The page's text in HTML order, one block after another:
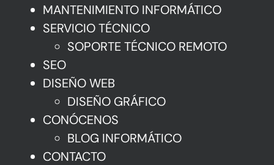
MANTENIMIENTO INFORMÁTICO
SERVICIO TÉCNICO
SOPORTE TÉCNICO REMOTO
SEO
DISEÑO WEB
DISEÑO GRÁFICO
CONÓCENOS
BLOG INFORMÁTICO
CONTACTO